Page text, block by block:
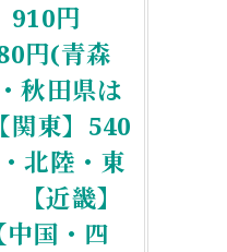
910円
円(青森
秋田県は
東】540
北陸・東
近畿】
国・四